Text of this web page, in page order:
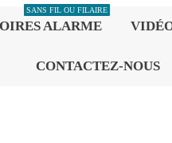
ALARME
SANS FIL OU FILAIRE
CONTACTEZ-NOUS